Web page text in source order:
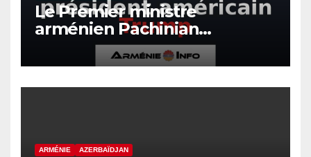
Le Premier ministre
arménien Pachinian
s’entretient avec le président
américain Trump
ARMÉNIE AZERBAÏDJAN